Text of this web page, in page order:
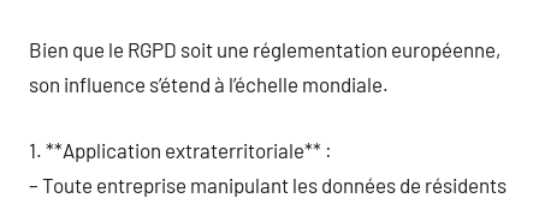
Bien que le RGPD soit une réglementation européenne,
son influence s’étend à l’échelle mondiale.
1. **Application extraterritoriale** :
– Toute entreprise manipulant les données de résidents